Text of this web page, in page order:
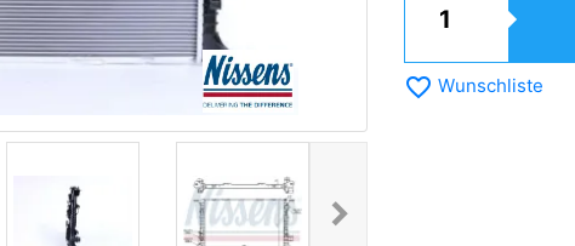
chevron_right
Next
favorite_border Wunschliste